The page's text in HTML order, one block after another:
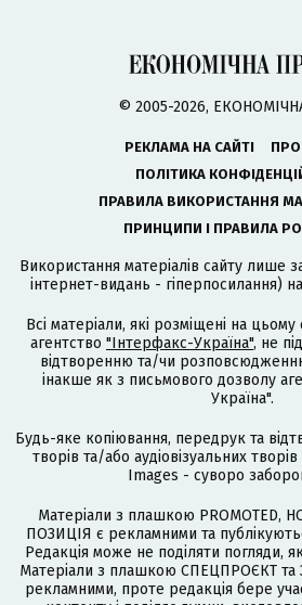
© 2005-2026,
РЕКЛАМА НА САЙТІ
ПОЛІТИКА
ПРАВИЛА ВИКОРИСТАННЯ
ПРИНЦИПИ І ПРАВИЛА
Використання матеріалів сайту лише
інтернет-видань - гіперпосилання)
Всі матеріали, які розміщені на цьому
агентство "Інтерфакс-Україна", не
відтворенню та/чи
інакше як з письмового дозволу
Україна".
Будь-яке копіювання, передрук та
творів та/або аудіовізуальних
Images - суворо
Матеріали з плашкою PROMOTED,
ПОЗИЦІЯ є рекламними та
Редакція може не поділяти погляди,
Матеріали з плашкою СПЕЦПРОЄКТ
рекламними, проте редакція бере